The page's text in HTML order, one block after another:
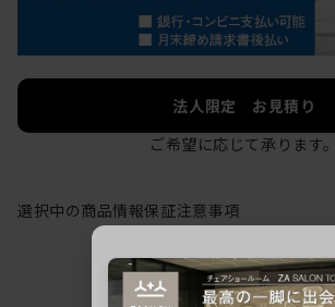
法人限定 お見積り
ご希望に応じて承ります。
選択中の商品情報保証注意事項